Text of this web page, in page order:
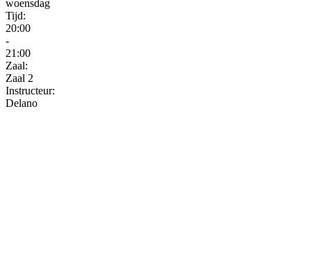
woensdag
Tijd:
20:00
-
21:00
Zaal:
Zaal 2
Instructeur:
Delano